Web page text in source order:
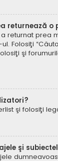
returnează
returnat prea
Folosiţi
şi
şi folosiţi
şi